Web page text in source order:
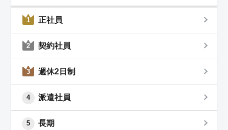
1 正社員
2 契約社員
3 週休2日制
4 派遣社員
5 長期